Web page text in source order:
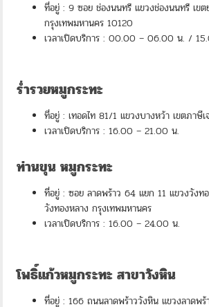
ที่อยู่ : 9 ซอย ช่องนนทรี แขวงช่องนนทรี เขต
กรุงเทพมหานคร 10120
เวลาเปิดบริการ : 00.00 – 06.00 น. /
ร่ำรวยหมูกระทะ
ที่อยู่ : เทอดไท 81/1 แขวงบางหว้า เขตภาษี
เวลาเปิดบริการ : 16.00 – 21.00 น.
ท่านขุน หมูกระทะ
ที่อยู่ : ซอย ลาดพร้าว 64 แยก 11 แขวงวังท
วังทองหลาง กรุงเทพมหานคร
เวลาเปิดบริการ : 16.00 – 24.00 น.
โพธิ์แก้วหมูกระทะ สาขาวังหิน
ที่อยู่ : 166 ถนนลาดพร้าววังหิน แขวงลาดพร้